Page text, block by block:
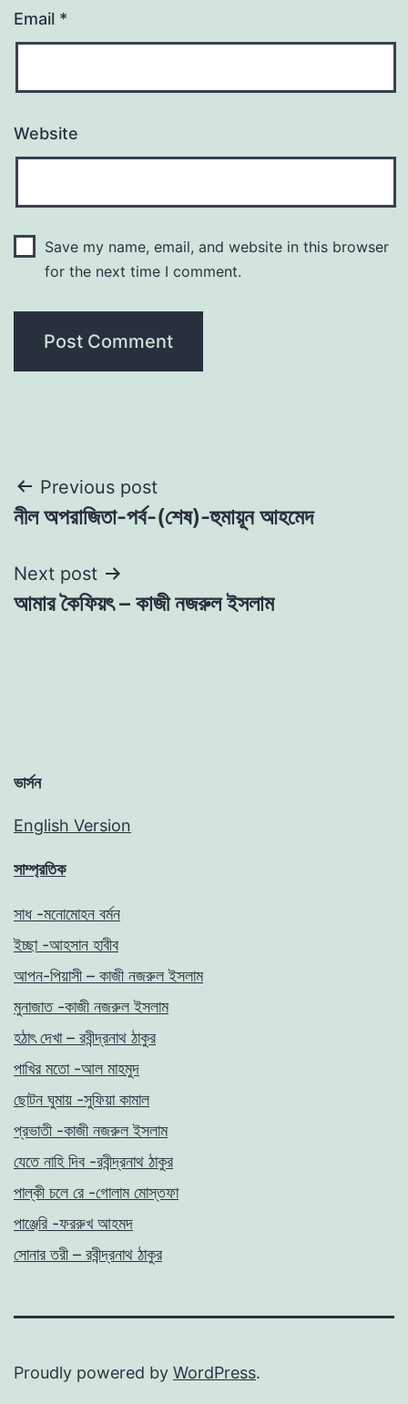
Email *
Website
Save my name, email, and website in this browser
for the next time I comment.
Post
navigation
Previous post
নীল অপরাজিতা-পর্ব-(শেষ)-হুমায়ূন আহমেদ
Next post
আমার কৈফিয়ৎ – কাজী নজরুল ইসলাম
ভার্সন
English Version
সাম্প্রতিক
সাধ -মনোমোহন বর্মন
ইচ্ছা -আহসান হাবীব
আপন-পিয়াসী – কাজী নজরুল ইসলাম
মুনাজাত -কাজী নজরুল ইসলাম
হঠাৎ দেখা – রবীন্দ্রনাথ ঠাকুর
পাখির মতো -আল মাহমুদ
ছোটন ঘুমায় -সুফিয়া কামাল
প্রভাতী -কাজী নজরুল ইসলাম
যেতে নাহি দিব -রবীন্দ্রনাথ ঠাকুর
পাল্কী চলে রে -গোলাম মোস্তফা
পাঞ্জেরি -ফররুখ আহমদ
সোনার তরী – রবীন্দ্রনাথ ঠাকুর
Proudly powered by WordPress.